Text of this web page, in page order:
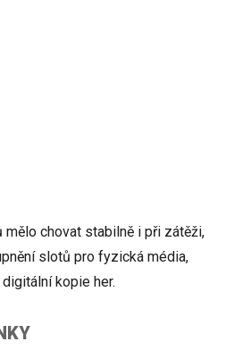
chovat stabilně i při zátěži,
slotů pro fyzická média,
kopie her.